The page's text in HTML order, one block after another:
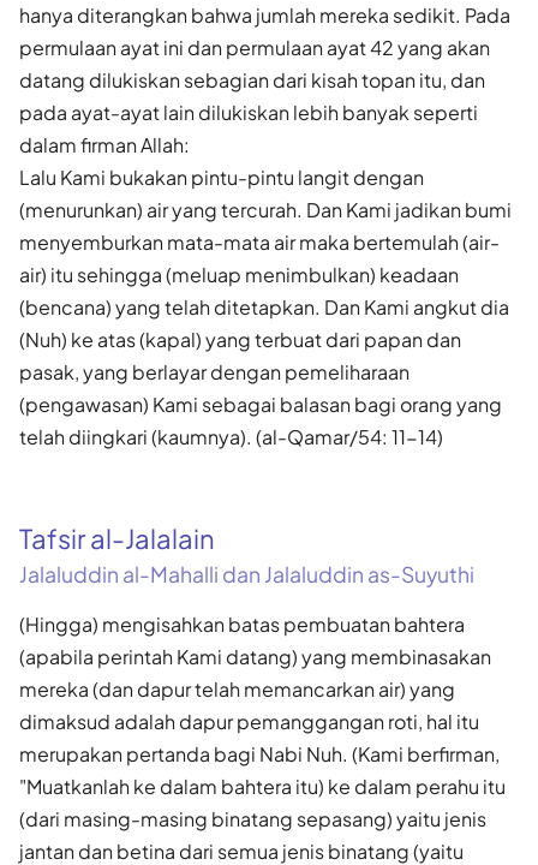
hanya diterangkan bahwa jumlah mereka sedikit. Pada
permulaan ayat ini dan permulaan ayat 42 yang akan
datang dilukiskan sebagian dari kisah topan itu, dan
pada ayat-ayat lain dilukiskan lebih banyak seperti
dalam firman Allah:
Lalu Kami bukakan pintu-pintu langit dengan
(menurunkan) air yang tercurah. Dan Kami jadikan bumi
menyemburkan mata-mata air maka bertemulah (air-
air) itu sehingga (meluap menimbulkan) keadaan
(bencana) yang telah ditetapkan. Dan Kami angkut dia
(Nuh) ke atas (kapal) yang terbuat dari papan dan
pasak, yang berlayar dengan pemeliharaan
(pengawasan) Kami sebagai balasan bagi orang yang
telah diingkari (kaumnya). (al-Qamar/54: 11-14)
Tafsir al-Jalalain
Jalaluddin al-Mahalli dan Jalaluddin as-Suyuthi
(Hingga) mengisahkan batas pembuatan bahtera
(apabila perintah Kami datang) yang membinasakan
mereka (dan dapur telah memancarkan air) yang
dimaksud adalah dapur pemanggangan roti, hal itu
merupakan pertanda bagi Nabi Nuh. (Kami berfirman,
"Muatkanlah ke dalam bahtera itu) ke dalam perahu itu
(dari masing-masing binatang sepasang) yaitu jenis
jantan dan betina dari semua jenis binatang (yaitu